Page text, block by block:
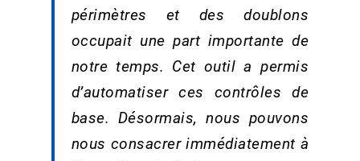
périmètres et des doublons
occupait une part importante de
notre temps. Cet outil a permis
d’automatiser ces contrôles de
base. Désormais, nous pouvons
nous consacrer immédiatement à